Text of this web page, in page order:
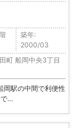
築年:
2000/03
町 船岡中央3丁目
駅の中間で利便性
...